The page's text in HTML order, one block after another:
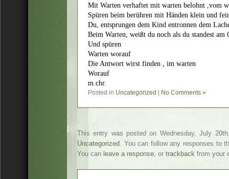
Mit Warten verhaftet mit warten belohnt ,vom
Spüren beim berühren mit Händen klein und
Du, entsprungen dem Kind entronnen dem
Beim Warten, weißt du noch als du standest
Und spüren
Warten worauf
Die Antwort wirst finden , im warten
Worauf
m.chr.
Posted in Uncategorized No Comments »
This entry was posted on Wednesday, July
Uncategorized. You can follow any responses to
You can leave a response, or trackback from your